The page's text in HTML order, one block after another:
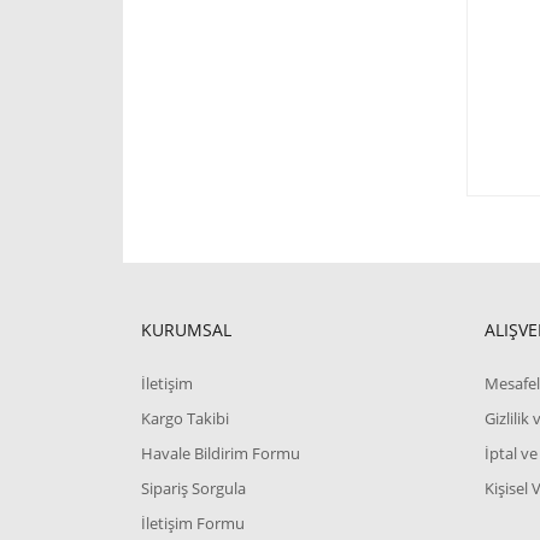
KURUMSAL
İletişim
Kargo Takibi
Havale Bildirim Formu
Sipariş Sorgula
İletişim Formu
Gizlilik
İptal ve
Kişisel